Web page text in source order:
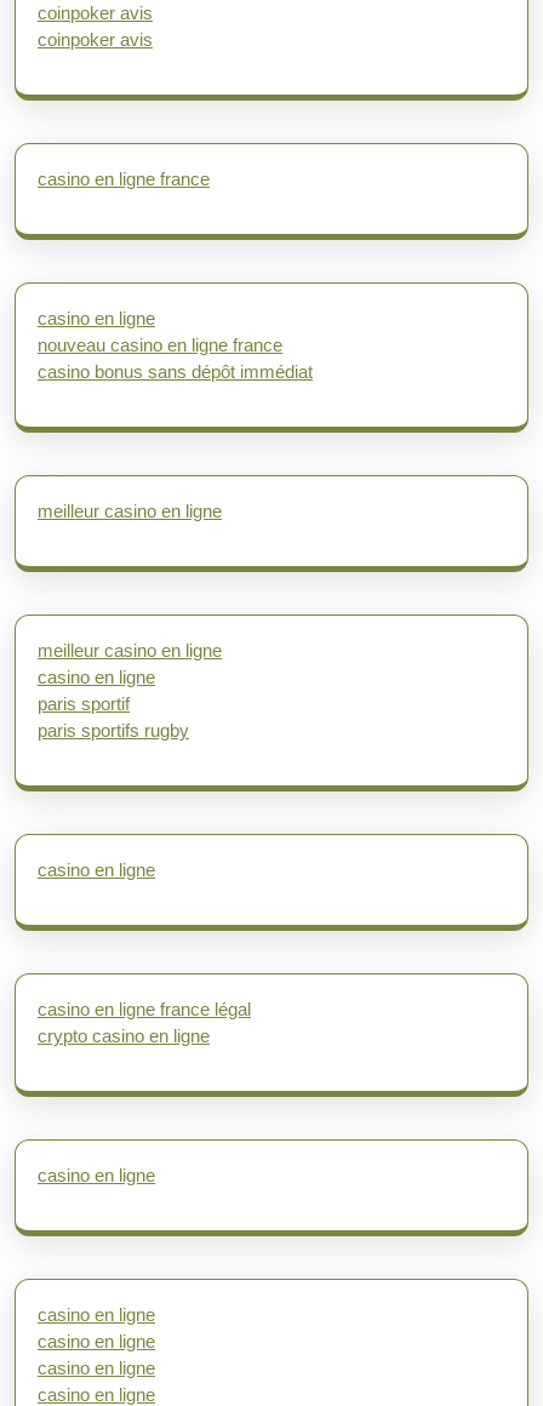
coinpoker avis
coinpoker avis
casino en ligne france
casino en ligne
nouveau casino en ligne france
casino bonus sans dépôt immédiat
meilleur casino en ligne
meilleur casino en ligne
casino en ligne
paris sportif
paris sportifs rugby
casino en ligne
casino en ligne france légal
crypto casino en ligne
casino en ligne
casino en ligne
casino en ligne
casino en ligne
casino en ligne